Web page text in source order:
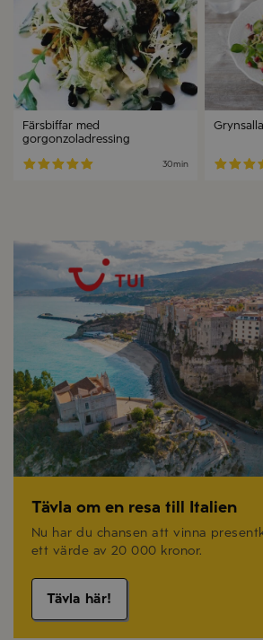
Färsbiffar med
gorgonzoladressing
30min
Tävla om en resa till Italien
Nu har du chansen att vinna
ett värde av 20 000 kronor.
Tävla här!